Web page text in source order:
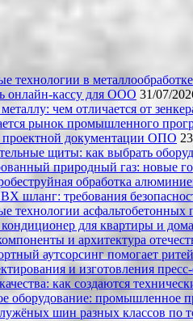
технологии в
онлайн-кассу для ООО 31/07/
чем отличается от
рынок промышленного
проектной документации ОПО
щиты: как выбрать
природный газ: новые
обработка
шланг: требования
технологии асфальтобетонных
для квартиры и
и архитектура
аутсорсинг помогает
и изготовления
как создаются
оборудование: промышленное
шин разных классов по